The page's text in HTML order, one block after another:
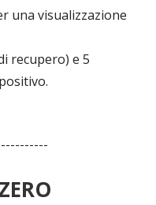
una visualizzazione
recupero) e 5